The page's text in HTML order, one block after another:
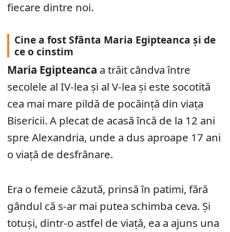
fiecare dintre noi.
Cine a fost Sfânta Maria Egipteanca și de
ce o cinstim
Maria Egipteanca a trăit cândva între
secolele al IV-lea și al V-lea și este socotită
cea mai mare pildă de pocăință din viața
Bisericii. A plecat de acasă încă de la 12 ani
spre Alexandria, unde a dus aproape 17 ani
o viață de desfrânare.
Era o femeie căzută, prinsă în patimi, fără
gândul că s-ar mai putea schimba ceva. Și
totuși, dintr-o astfel de viață, ea a ajuns una